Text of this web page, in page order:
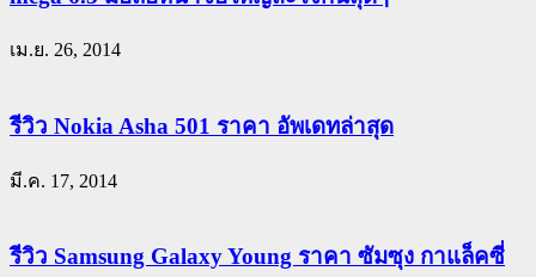
เม.ย. 26, 2014
รีวิว Nokia Asha 501 ราคา อัพเดทล่าสุด
มี.ค. 17, 2014
รีวิว Samsung Galaxy Young ราคา ซัมซุง กาแล็คซี่